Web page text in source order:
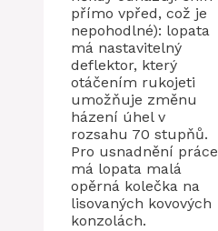
přímo vpřed, což je
nepohodlné): lopata
má nastavitelný
deflektor, který
otáčením rukojeti
umožňuje změnu
házení úhel v
rozsahu 70 stupňů.
Pro usnadnění práce
má lopata malá
opěrná kolečka na
lisovaných kovových
konzolách.